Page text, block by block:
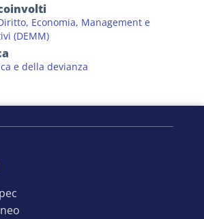
Economia, Management e
(DEMM)
e della devianza